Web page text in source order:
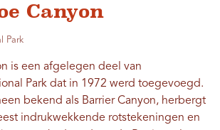
Canyon
Park
is een afgelegen deel van
Park dat in 1972 werd toegevoegd.
bekend als Barrier Canyon, herbergt
indrukwekkende rotstekeningen en